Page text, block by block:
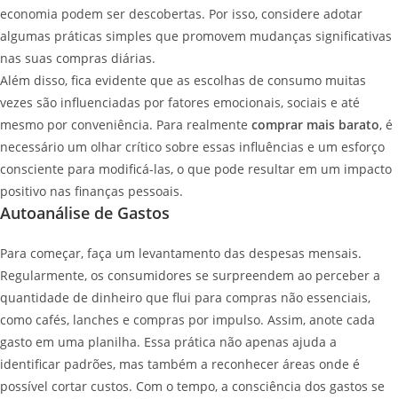
economia podem ser descobertas. Por isso, considere adotar
algumas práticas simples que promovem mudanças significativas
nas suas compras diárias.
Além disso, fica evidente que as escolhas de consumo muitas
vezes são influenciadas por fatores emocionais, sociais e até
mesmo por conveniência. Para realmente comprar mais barato, é
necessário um olhar crítico sobre essas influências e um esforço
consciente para modificá-las, o que pode resultar em um impacto
positivo nas finanças pessoais.
Autoanálise de Gastos
Para começar, faça um levantamento das despesas mensais.
Regularmente, os consumidores se surpreendem ao perceber a
quantidade de dinheiro que flui para compras não essenciais,
como cafés, lanches e compras por impulso. Assim, anote cada
gasto em uma planilha. Essa prática não apenas ajuda a
identificar padrões, mas também a reconhecer áreas onde é
possível cortar custos. Com o tempo, a consciência dos gastos se